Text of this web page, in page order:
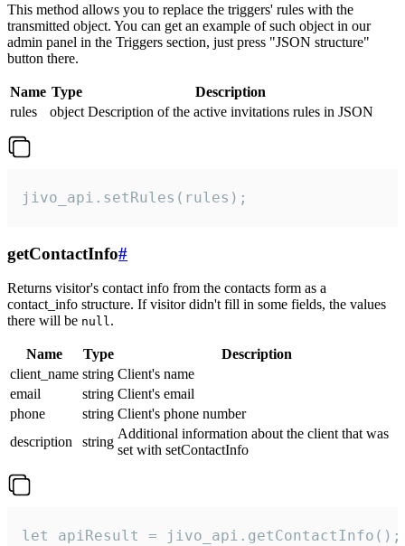
This method allows you to replace the triggers' rules with the
transmitted object. You can get an example of such object in our
admin panel in the Triggers section, just press "JSON structure"
button there.
Name Type
Description
rules
object Description of the active invitations rules in JSON
jivo_api.setRules(rules);
getContactInfo#
Returns visitor's contact info from the contacts form as a
contact_info structure. If visitor didn't fill in some fields, the values
there will be null.
Name Type
Description
client_name string Client's name
email
string Client's email
phone
string Client's phone number
description
string
Additional information about the client that was
set with setContactInfo
let apiResult = jivo_api.getContactInfo();